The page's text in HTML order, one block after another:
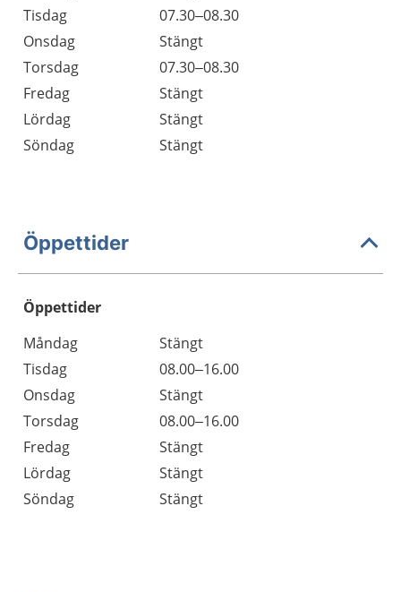
Tisdag
07.30–08.30
Onsdag
Stängt
Torsdag
07.30–08.30
Fredag
Stängt
Lördag
Stängt
Söndag
Stängt
Öppettider
Öppettider
Dag
Öppettider
Kommentarer
Måndag
Stängt
Tisdag
08.00–16.00
Onsdag
Stängt
Torsdag
08.00–16.00
Fredag
Stängt
Lördag
Stängt
Söndag
Stängt